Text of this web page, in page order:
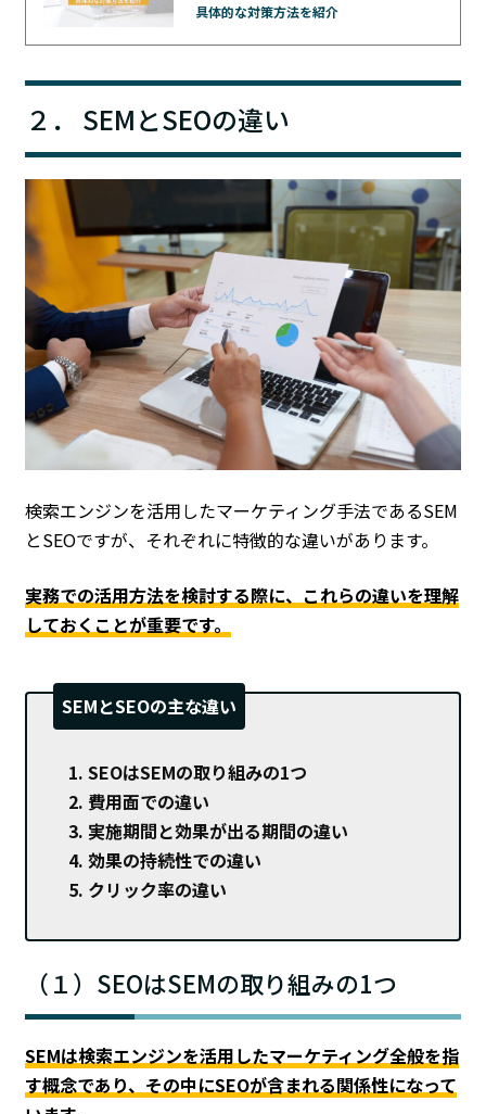
具体的な対策方法を紹介
２． SEMとSEOの違い
検索エンジンを活用したマーケティング手法であるSEM
とSEOですが、それぞれに特徴的な違いがあります。
実務での活用方法を検討する際に、これらの違いを理解
しておくことが重要です。
SEMとSEOの主な違い
SEOはSEMの取り組みの1つ
費用面での違い
実施期間と効果が出る期間の違い
効果の持続性での違い
クリック率の違い
（１）SEOはSEMの取り組みの1つ
SEMは検索エンジンを活用したマーケティング全般を指
す概念であり、その中にSEOが含まれる関係性になって